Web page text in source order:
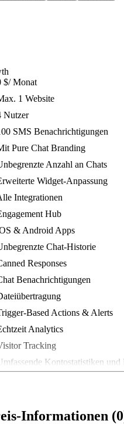
$/ Monat
1 Website
Nutzer
SMS Benachrichtigungen
Pure Chat Branding
Anzahl an Chats
Widget-Anpassung
Integrationen
Hub
& Android Apps
Chat-Historie
Responses
Benachrichtigungen
Based Actions & Alerts
Analytics
Tracking
Kontostatistiken und
Informationen